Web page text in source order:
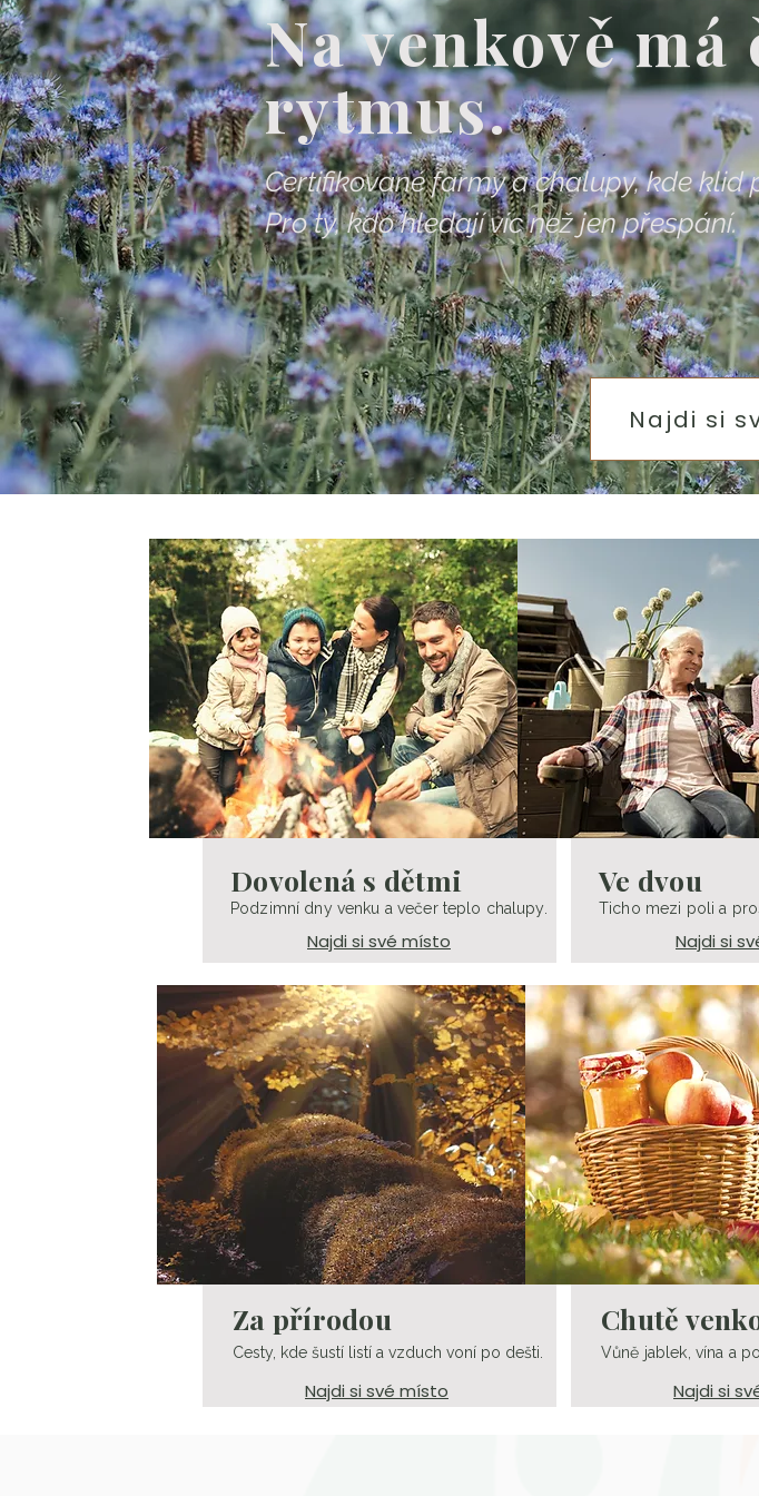
Na venkově má
rytmus.
Certifikované farmy a chalupy, kde klid
Pro ty, kdo hledají víc než jen přespání.
Najdi si
Dovolená s dětmi
Podzimní dny venku a večer teplo chalupy.
Najdi si své místo
Ve dvou
Ticho mezi poli a
Najdi si
Za přírodou
Cesty, kde šustí listí a vzduch voní po dešti.
Najdi si své místo
Chutě
Vůně jablek, vína a
Najdi si